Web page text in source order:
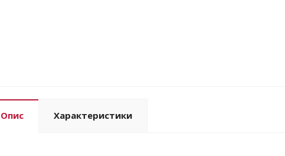
Опис Характеристики